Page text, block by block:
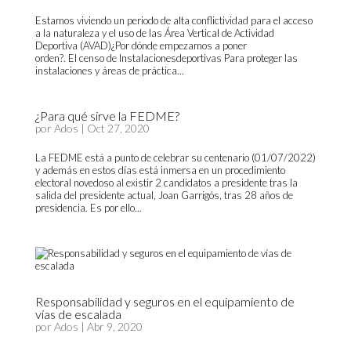
Estamos viviendo un periodo de alta conflictividad para el acceso
a la naturaleza y el uso de las Área Vertical de Actividad
Deportiva (AVAD)¿Por dónde empezamos a poner
orden?. El censo de Instalacionesdeportivas Para proteger las
instalaciones y áreas de práctica...
¿Para qué sirve la FEDME?
por Ados | Oct 27, 2020
La FEDME está a punto de celebrar su centenario (01/07/2022)
y además en estos días está inmersa en un procedimiento
electoral novedoso al existir 2 candidatos a presidente tras la
salida del presidente actual, Joan Garrigós, tras 28 años de
presidencia. Es por ello...
Responsabilidad y seguros en el equipamiento de
vías de escalada
por Ados | Abr 9, 2020